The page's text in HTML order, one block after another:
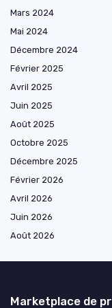
Mars 2024
Mai 2024
Décembre 2024
Février 2025
Avril 2025
Juin 2025
Août 2025
Octobre 2025
Décembre 2025
Février 2026
Avril 2026
Juin 2026
Août 2026
Marketplace de